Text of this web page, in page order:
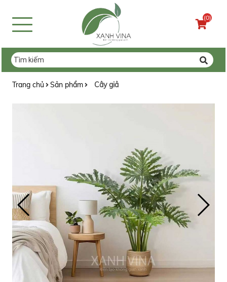
(0)
Trang chủ Sản phẩm Cây giả